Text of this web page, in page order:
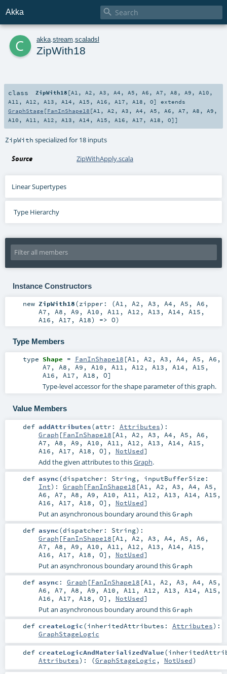
Akka 
c akka stream scaladsl
ZipWith18
class ZipWith18 [A1 , A2 , A3 , A4 , A5 , A6 , A7 , A8 , A9 , A10 ,
A11 , A12 , A13 , A14 , A15 , A16 , A17 , A18 , O]
extends
GraphStage [FanInShape18 [A1 , A2 , A3 , A4 , A5 , A6 , A7 , A8 , A9 ,
A10 , A11 , A12 , A13 , A14 , A15 , A16 , A17 , A18 , O]]
ZipWith specialized for 18 inputs
Source ZipWithApply.scala
Linear Supertypes
Type Hierarchy
Instance Constructors
new ZipWith18(zipper: (A1 , A2 , A3 , A4 , A5 , A6 ,
A7 , A8 , A9 , A10 , A11 , A12 , A13 , A14 , A15 ,
A16 , A17 , A18) => O)
Type Members
type Shape = FanInShape18 [A1 , A2 , A3 , A4 , A5 , A6 ,
A7 , A8 , A9 , A10 , A11 , A12 , A13 , A14 , A15 ,
A16 , A17 , A18 , O]
Type-level accessor for the shape parameter of this graph.
Value Members
def addAttributes(attr: Attributes) :
Graph [FanInShape18 [A1 , A2 , A3 , A4 , A5 , A6 ,
A7 , A8 , A9 , A10 , A11 , A12 , A13 , A14 , A15 ,
A16 , A17 , A18 , O], NotUsed]
Add the given attributes to thisGraph.
def async(dispatcher: String, inputBufferSize:
Int) : Graph [FanInShape18 [A1 , A2 , A3 , A4 , A5 ,
A6 , A7 , A8 , A9 , A10 , A11 , A12 , A13 , A14 , A15 ,
A16 , A17 , A18 , O], NotUsed]
Put an asynchronous boundary around thisGraph
def async(dispatcher: String) :
Graph [FanInShape18 [A1 , A2 , A3 , A4 , A5 , A6 ,
A7 , A8 , A9 , A10 , A11 , A12 , A13 , A14 , A15 ,
A16 , A17 , A18 , O], NotUsed]
Put an asynchronous boundary around thisGraph
def async : Graph [FanInShape18 [A1 , A2 , A3 , A4 , A5 ,
A6 , A7 , A8 , A9 , A10 , A11 , A12 , A13 , A14 , A15 ,
A16 , A17 , A18 , O], NotUsed]
Put an asynchronous boundary around thisGraph
def createLogic(inheritedAttributes: Attributes) :
GraphStageLogic
def createLogicAndMaterializedValue(
Attributes) : (GraphStageLogic , NotUsed)